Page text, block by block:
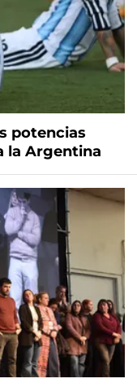
potencias
la Argentina